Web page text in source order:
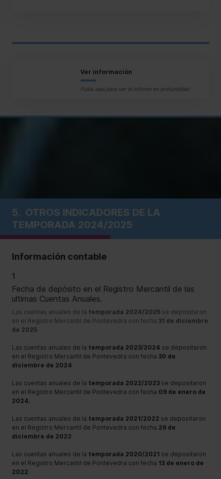
Ver información
Pulsa aquí para ver el informe en profundidad
5. OTROS INDICADORES DE LA
TEMPORADA 2024/2025
Información contable
1
Fecha de depósito en el Registro Mercantil de las
ultimas Cuentas Anuales.
Las cuentas anuales de la temporada 2024/2025 se depositaron
en el Registro Mercantil de Pontevedra con fecha 31 de diciembre
de 2025
Las cuentas anuales de la temporada 2023/2024 se depositaron
en el Registro Mercantil de Pontevedra con fecha 30 de
diciembre de 2024
Las cuentas anuales de la temporada 2022/2023 se depositaron
en el Registro Mercantil de Pontevedra con fecha 09 de enero de
2024.
Las cuentas anuales de la temporada 2021/2022 se depositaron
en el Registro Mercantil de Pontevedra con fecha 26 de
diciembre de 2022.
Las cuentas anuales de la temporada 2020/2021 se depositaron
en el Registro Mercantil de Pontevedra con fecha 13 de enero de
2022.